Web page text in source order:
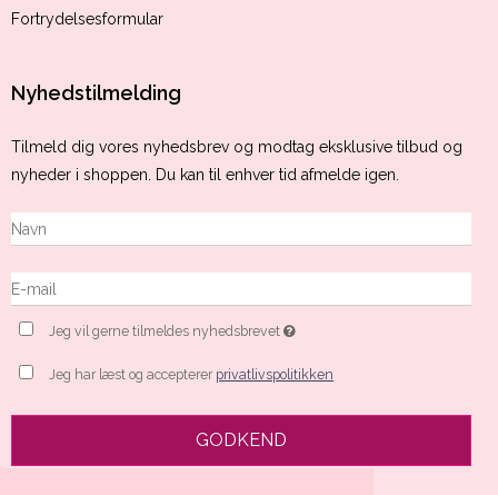
Fortrydelsesformular
Nyhedstilmelding
Tilmeld dig vores nyhedsbrev og modtag eksklusive tilbud og
nyheder i shoppen. Du kan til enhver tid afmelde igen.
Jeg vil gerne tilmeldes nyhedsbrevet
Jeg har læst og accepterer privatlivspolitikken
GODKEND